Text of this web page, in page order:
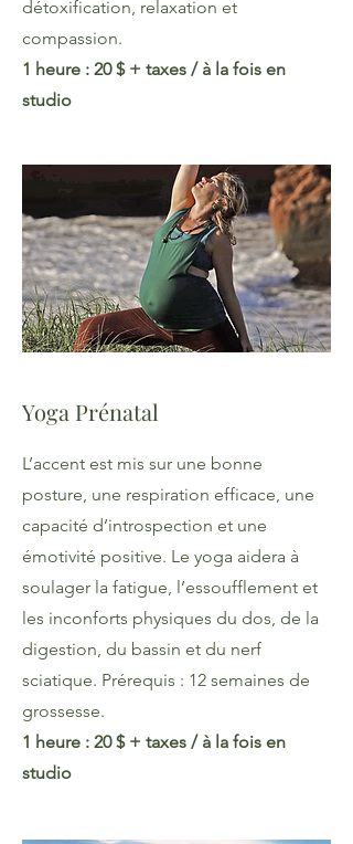
détoxification, relaxation et
compassion.
1 heure : 20 $​ + taxes / à la fois en
studio
Yoga Prénatal
L’accent est mis sur une bonne
posture, une respiration efficace, une
capacité d’introspection et une
émotivité positive. Le yoga aidera à
soulager la fatigue, l’essoufflement et
les inconforts physiques du dos, de la
digestion, du bassin et du nerf
sciatique. Prérequis : 12 semaines de
grossesse.​
1 heure : 20 $​​ + taxes / à la fois en
studio